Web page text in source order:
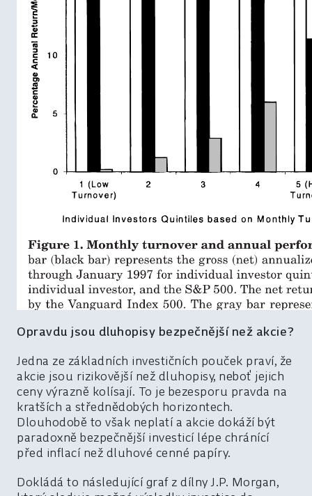
Opravdu jsou dluhopisy bezpečnější než akcie?
Jedna ze základních investičních pouček praví, že
akcie jsou rizikovější než dluhopisy, neboť jejich
ceny výrazně kolísají. To je bezesporu pravda na
kratších a střednědobých horizontech.
Dlouhodobě to však neplatí a akcie dokáží být
paradoxně bezpečnější investicí lépe chránící
před inflací než dluhové cenné papíry.
Dokládá to následující graf z dílny J.P. Morgan,